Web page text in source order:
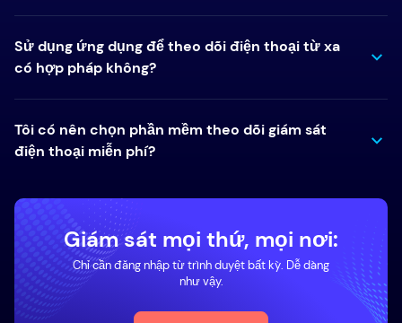
Sử dụng ứng dụng để theo dõi điện thoại từ xa
có hợp pháp không?
Tôi có nên chọn phần mềm theo dõi giám sát
điện thoại miễn phí?
Giám sát mọi thứ, mọi nơi:
Chỉ cần đăng nhập từ trình duyệt bất kỳ. Dễ dàng
như vậy.